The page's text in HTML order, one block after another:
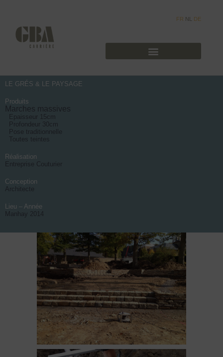
FR NL DE
LE GRÉS & LE PAYSAGE
Produits
Marches massives
Epaisseur 15cm
Profondeur 30cm
Pose traditionnelle
Toutes teintes
Réalisation
Entreprise Couturier
Conception
Architecte
Lieu – Année
Manhay 2014